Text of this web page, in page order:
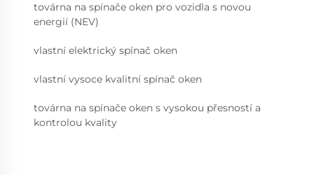
továrna na spínače oken pro vozidla s novou
energií (NEV)
vlastní elektrický spínač oken
vlastní vysoce kvalitní spínač oken
továrna na spínače oken s vysokou přesností a
kontrolou kvality